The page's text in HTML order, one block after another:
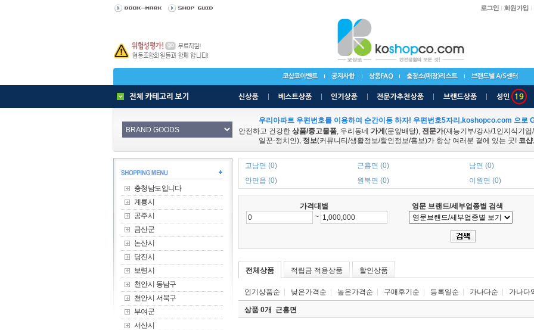
우리아파트 우편번호를 이용하여 순간이동 하자! 우편번호5자리.koshopco.com 으로
안전하고 건강한 상품/중고물품, 우리동네 가게 (문앞배달), 전문가(재능기부/강사/1인지식기업
일꾼-정치인), 정보(커뮤니티/생활정보/할인정보/홍보)가 항상 여러분 곁에 있는 곳! 코
충청남도입니다
계룡시
공주시
금산군
논산시
당진시
보령시
천안시 동남구
천안시 서북구
부여군
서산시
고남면 (0) 근흥면 (0)
남면 (0)
안면읍 (0)
원북면 (0) 이원면 (0)
가격대별
영문 브랜드/세부업종별 검색
~
전체상품 적립금 적용상품 할인상품
인기상품순 낮은가격순 높은가격순 구매후기순 등록일순 가나다순 가나다
상품 0개 근흥면